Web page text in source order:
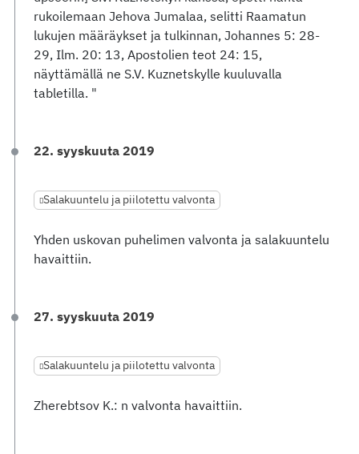
rukoilemaan Jehova Jumalaa, selitti Raamatun
lukujen määräykset ja tulkinnan, Johannes 5: 28-
29, Ilm. 20: 13, Apostolien teot 24: 15,
näyttämällä ne S.V. Kuznetskylle kuuluvalla
tabletilla. "
22. syyskuuta 2019
Salakuuntelu ja piilotettu valvonta
Yhden uskovan puhelimen valvonta ja salakuuntelu
havaittiin.
27. syyskuuta 2019
Salakuuntelu ja piilotettu valvonta
Zherebtsov K.: n valvonta havaittiin.